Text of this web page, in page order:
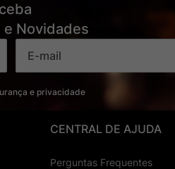
Novidades
e privacidade
CENTRAL DE AJUDA
Perguntas Frequentes